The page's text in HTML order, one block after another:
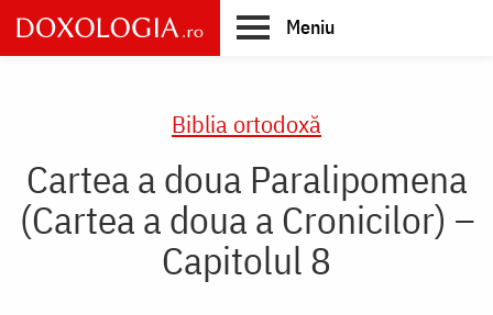
Skip
to
main
Meniu
Biblia ortodoxă
Cartea a doua Paralipomena
(Cartea a doua a Cronicilor) –
Capitolul 8